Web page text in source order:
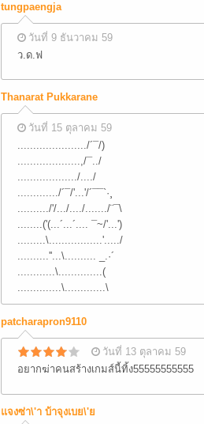
tungpaengja
วันที่ 9 ธันวาคม 59
ว.ด.ฟ
Thanarat Pukkarane
วันที่ 15 ตุลาคม 59
....................../´¯/)
....................,/¯../
.................../..../
............./´¯/'...'/´¯¯`·¸
........../'/.../..../......./¨¯\
........('(...´...´.... ¯~/'...')
.........\.................'...../
..........''...\.......... _.·´
............\..............(
..............\.............\
patcharapron9110
วันที่ 13 ตุลาคม 59
อยากฆ่าคนสร้างเกมส์นี้ทิ้ง55555555555
แจงซ่า\'า บ้าจุงเบย\'ย